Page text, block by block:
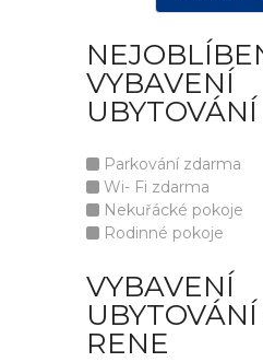
VYBAVENÍ
UBYTOVÁNÍ
Parkování zdarma
Wi- Fi zdarma
Nekuřácké pokoje
Rodinné pokoje
VYBAVENÍ
RENE